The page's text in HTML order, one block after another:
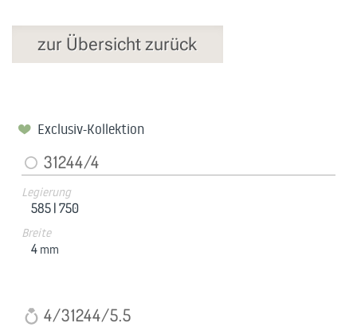
zur Übersicht zurück
Exclusiv-Kollektion
31244/4
Legierung
585 |750
Breite
4 mm
4/31244/5.5